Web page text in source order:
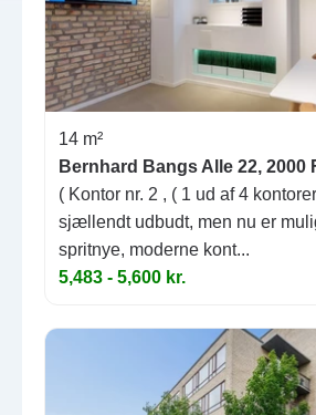
14 m²
Bernhard Bangs Alle 22, 2000
( Kontor nr. 2 , ( 1 ud af 4
sjællendt udbudt, men nu er
spritnye, moderne kont...
5,483 - 5,600 kr.